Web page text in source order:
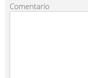
Comentario